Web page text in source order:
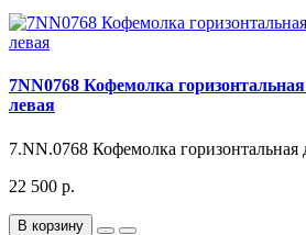
7NN0768 Кофемолка
левая
7.NN.0768 Кофемолка горизонтальная
22 500 р.
В корзину